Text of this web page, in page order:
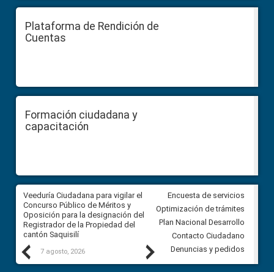
Plataforma de Rendición de
Cuentas
Formación ciudadana y
capacitación
Previous
Veeduría Ciudadana para vigilar el
Concurso Público de Méritos y
Oposición para la designación del
Registrador de la Propiedad del
cantón Saquisilí
7 agosto, 2026
Veeduría Ciudadana para
construcción del asfaltado de
Ballenita del cantón Santa
7 agosto, 2026
Next
Encuesta de servicios
Optimización de trámites
Plan Nacional Desarrollo
Contacto Ciudadano
Denuncias y pedidos